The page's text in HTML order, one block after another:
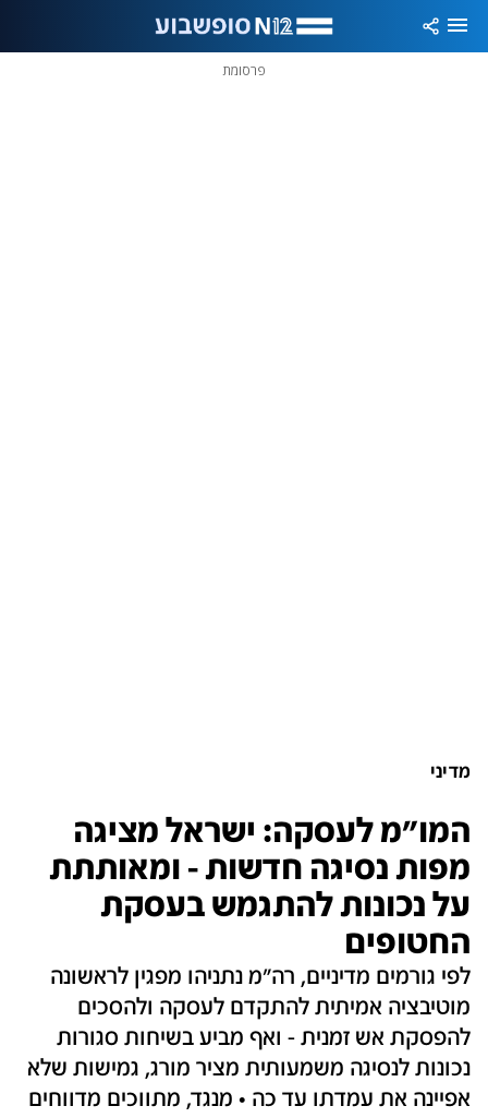
פרסומת
מדיני
המו"מ לעסקה: ישראל מציגה
מפות נסיגה חדשות - ומאותתת
על נכונות להתגמש בעסקת
החטופים
לפי גורמים מדיניים, רה"מ נתניהו מפגין לראשונה
מוטיבציה אמיתית להתקדם לעסקה ולהסכים
להפסקת אש זמנית - ואף מביע בשיחות סגורות
נכונות לנסיגה משמעותית מציר מורג, גמישות שלא
אפיינה את עמדתו עד כה • מנגד, מתווכים מדווחים